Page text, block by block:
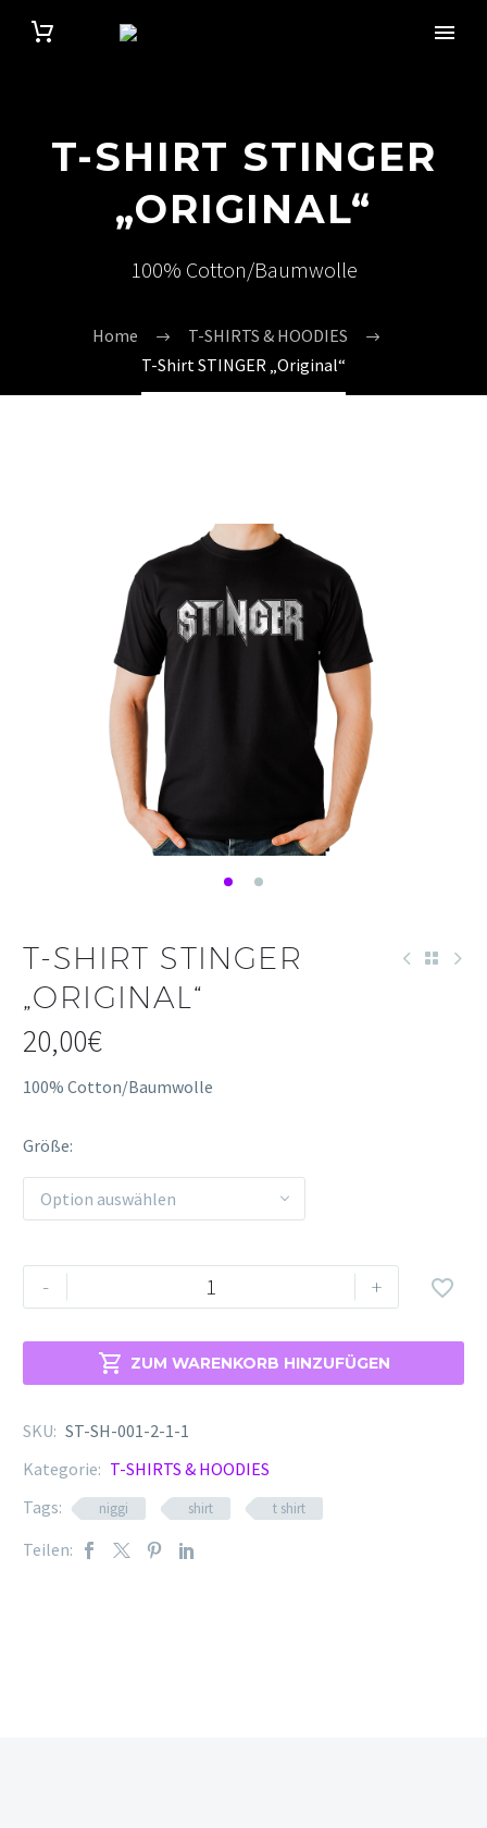
T-SHIRT STINGER
„ORIGINAL“
100% Cotton/Baumwolle
Home
T-SHIRTS & HOODIES
T-Shirt STINGER „Original“
T-SHIRT STINGER
„ORIGINAL“
20,00€
100% Cotton/Baumwolle
Größe
Option auswählen
- +
 ZUM WARENKORB HINZUFÜGEN

SKU: ST-SH-001-2-1-1
Kategorie: T-SHIRTS & HOODIES
Tags:
niggi shirt t shirt
Teilen: